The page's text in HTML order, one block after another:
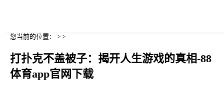
您当前的位置： > >
打扑克不盖被子：揭开人生游戏的真相-88
体育app官网下载